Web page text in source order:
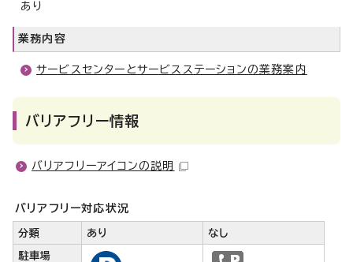
あり
業務内容
サービスセンターとサービスステーションの業務案内
バリアフリー情報
バリアフリーアイコンの説明
バリアフリー対応状況
分類 あり なし
駐車場